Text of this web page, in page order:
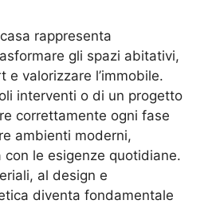
rappresenta
gli spazi abitativi,
e valorizzare l’immobile.
interventi o di un progetto
correttamente ogni fase
ambienti moderni,
le esigenze quotidiane.
al design e
diventa fondamentale